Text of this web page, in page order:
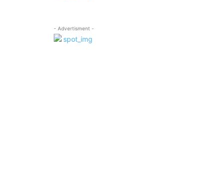
- Advertisment -